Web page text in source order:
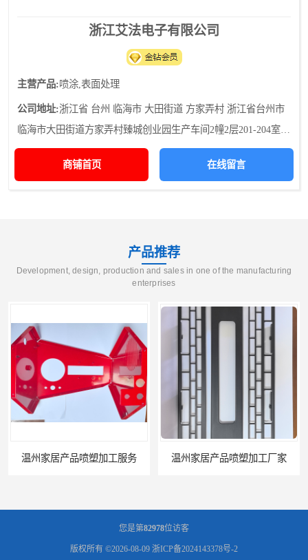
浙江艾法电子有限公司
主营产品:喷涂,表面处理
公司地址:浙江省 台州 临海市 大田街道 方家弄村 浙江省台州市
临海市大田街道方家弄村臻城创业园生产车间2幢2层201-204室
（自主申报）
商铺首页
在线留言
产品推荐
Development, design, production and sales in one of the manufacturing
enterprises
州家居产品喷塑加工服务 温州家居产品喷塑加工厂家
您是第82978位访客
版权所有 ©2026-08-09 浙ICP备2024143378号-2